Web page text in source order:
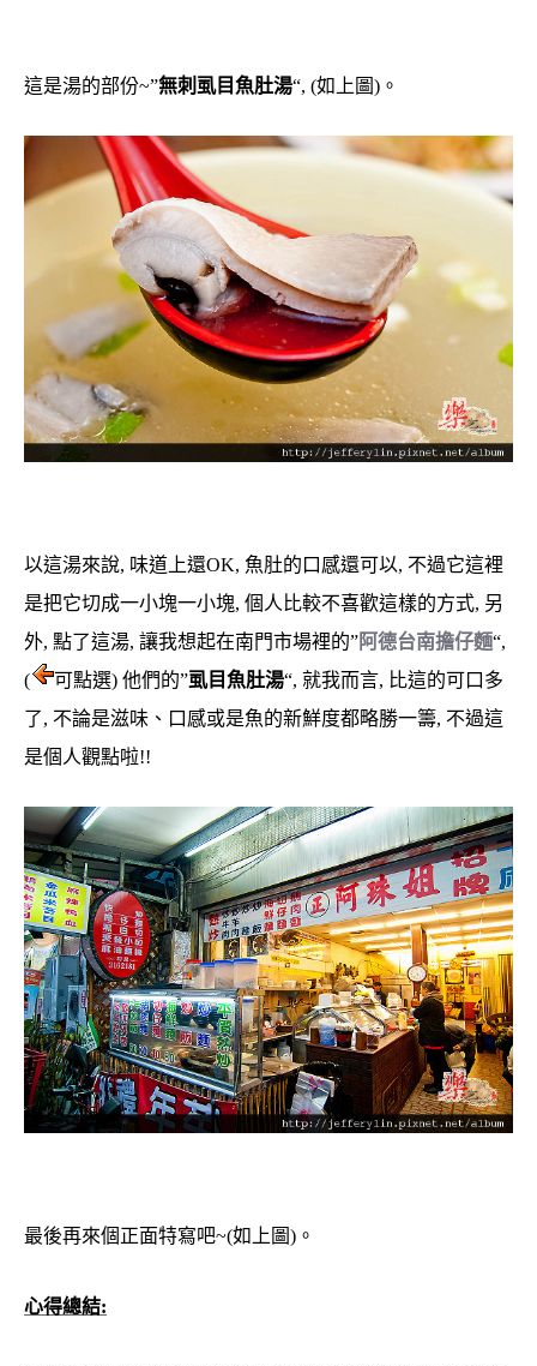
這是湯的部份~”無刺虱目魚肚湯“, (如上圖)。
以這湯來說, 味道上還OK, 魚肚的口感還可以, 不過它這裡
是把它切成一小塊一小塊, 個人比較不喜歡這樣的方式, 另
外, 點了這湯, 讓我想起在南門市場裡的”阿德台南擔仔麵“,
(
可點選) 他們的”虱目魚肚湯“, 就我而言, 比這的可口多
了, 不論是滋味、口感或是魚的新鮮度都略勝一籌, 不過這
是個人觀點啦!!
最後再來個正面特寫吧~(如上圖)。
心得總結: